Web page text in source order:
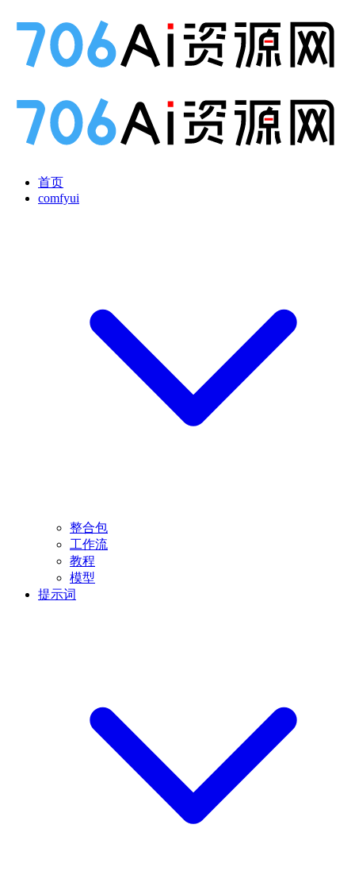
首页
comfyui
整合包
工作流
教程
模型
提示词